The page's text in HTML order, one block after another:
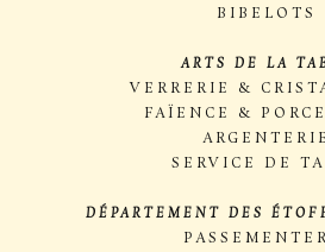
BIBELOTS
ARTS DE LA
VERRERIE &
FAÏENCE &
ARGENTERIE
SERVICE DE
DÉPARTEMENT DES